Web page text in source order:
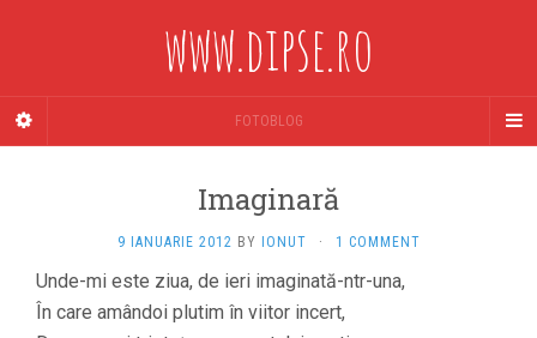
www.dipse.ro
FOTOBLOG
Imaginară
9 IANUARIE 2012 BY IONUT · 1 COMMENT
Unde-mi este ziua, de ieri imaginată-ntr-una,
În care amândoi plutim în viitor incert,